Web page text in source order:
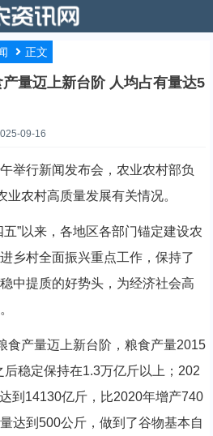
正文
量迈上新台阶 人均占有量达5
09-16
行新闻发布会，农业农村部负
业农村高质量发展有关情况。
”以来，各地区各部门锚定建设农
乡村全面振兴重点工作，保持了
中提质的好势头，为经济社会高
产量迈上新台阶，粮食产量2015
稳定保持在1.3万亿斤以上；202
到14130亿斤，比2020年增产740
达到500公斤，做到了谷物基本自